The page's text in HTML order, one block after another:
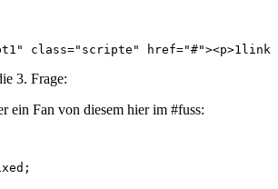
class="scripte" href="#"><p>1link
3. Frage:
ein Fan von diesem hier im #fuss: